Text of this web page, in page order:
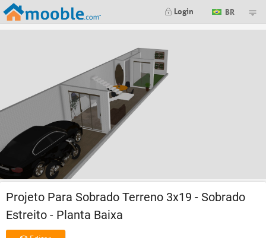
Login BR
Projeto Para Sobrado Terreno 3x19 - Sobrado
Estreito - Planta Baixa